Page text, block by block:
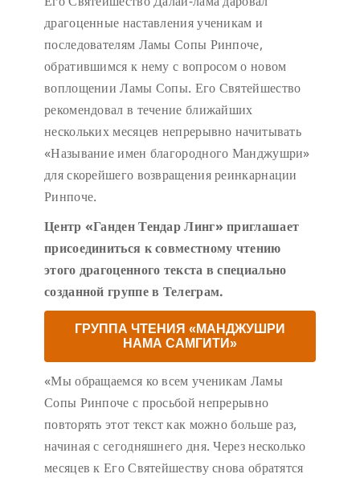
драгоценные наставления ученикам и
последователям Ламы Сопы Ринпоче,
обратившимся к нему с вопросом о новом
воплощении Ламы Сопы. Его Святейшество
рекомендовал в течение ближайших
нескольких месяцев непрерывно начитывать
«Называние имен благородного Манджушри»
для скорейшего возвращения реинкарнации
Ринпоче.
Центр «Ганден Тендар Линг» приглашает
присоединиться к совместному чтению
этого драгоценного текста в специально
созданной группе в Телеграм.
ГРУППА ЧТЕНИЯ «МАНДЖУШРИ
НАМА САМГИТИ»
«Мы обращаемся ко всем ученикам Ламы
Сопы Ринпоче с просьбой непрерывно
повторять этот текст как можно больше раз,
начиная с сегодняшнего дня. Через несколько
месяцев к Его Святейшеству снова обратятся